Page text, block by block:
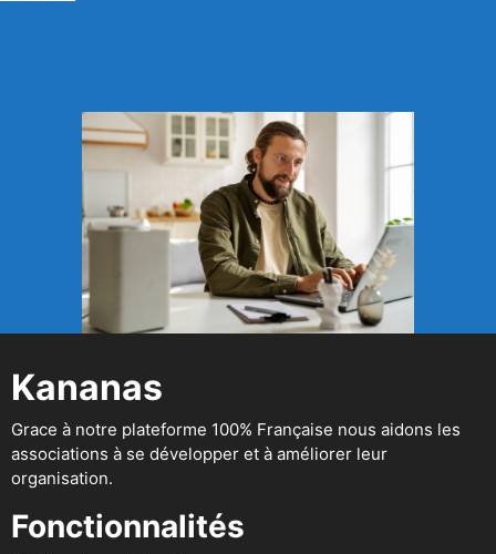
Kananas
Grace à notre plateforme 100% Française nous aidons les
associations à se développer et à améliorer leur
organisation.
Fonctionnalités